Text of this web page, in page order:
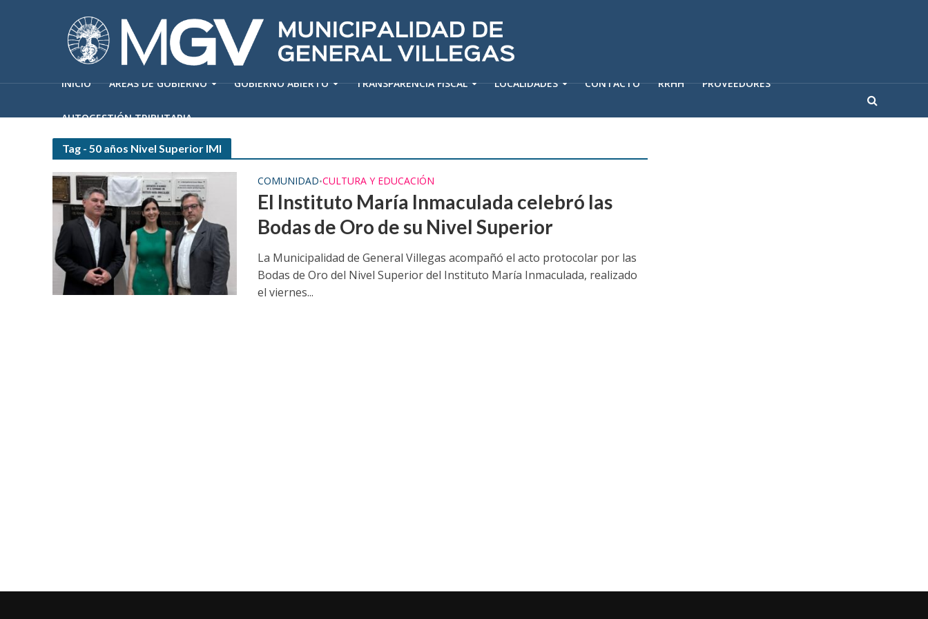
INICIO ÁREAS DE GOBIERNO GOBIERNO ABIERTO TRANSPARENCIA FISCAL LOCALIDADES CONTACTO RRHH PROVEEDORES
AUTOGESTIÓN TRIBUTARIA
Tag - 50 años Nivel Superior IMI
COMUNIDAD•CULTURA Y EDUCACIÓN
El Instituto María Inmaculada celebró las
Bodas de Oro de su Nivel Superior
La Municipalidad de General Villegas acompañó el acto protocolar por las
Bodas de Oro del Nivel Superior del Instituto María Inmaculada, realizado
el viernes...